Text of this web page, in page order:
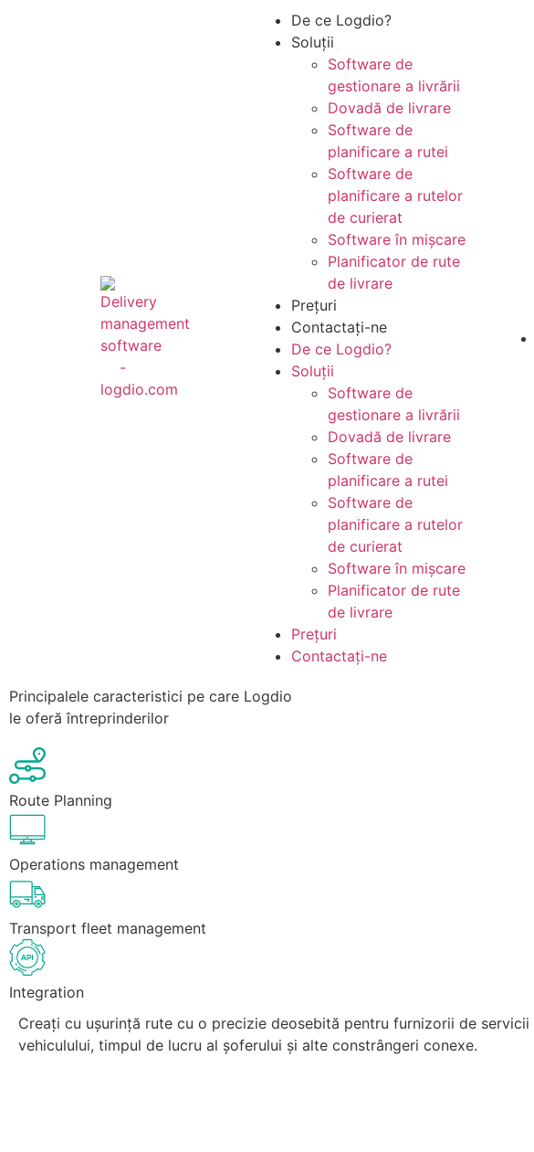
De ce Logdio?
Soluții
Software de
gestionare a livrării
Dovadă de livrare
Software de
planificare a rutei
Software de
planificare a rutelor
de curierat
Software în mișcare
Planificator de rute
de livrare
Prețuri
Contactați-ne
De ce Logdio?
Soluții
Software de
gestionare a livrării
Dovadă de livrare
Software de
planificare a rutei
Software de
planificare a rutelor
de curierat
Software în mișcare
Planificator de rute
de livrare
Prețuri
Contactați-ne
Principalele caracteristici pe care Logdio
le oferă întreprinderilor
Route Planning
Operations management
Transport fleet management
Integration
Creați cu ușurință rute cu o precizie deosebită pentru furnizorii de
vehiculului, timpul de lucru al șoferului și alte constrângeri conexe.